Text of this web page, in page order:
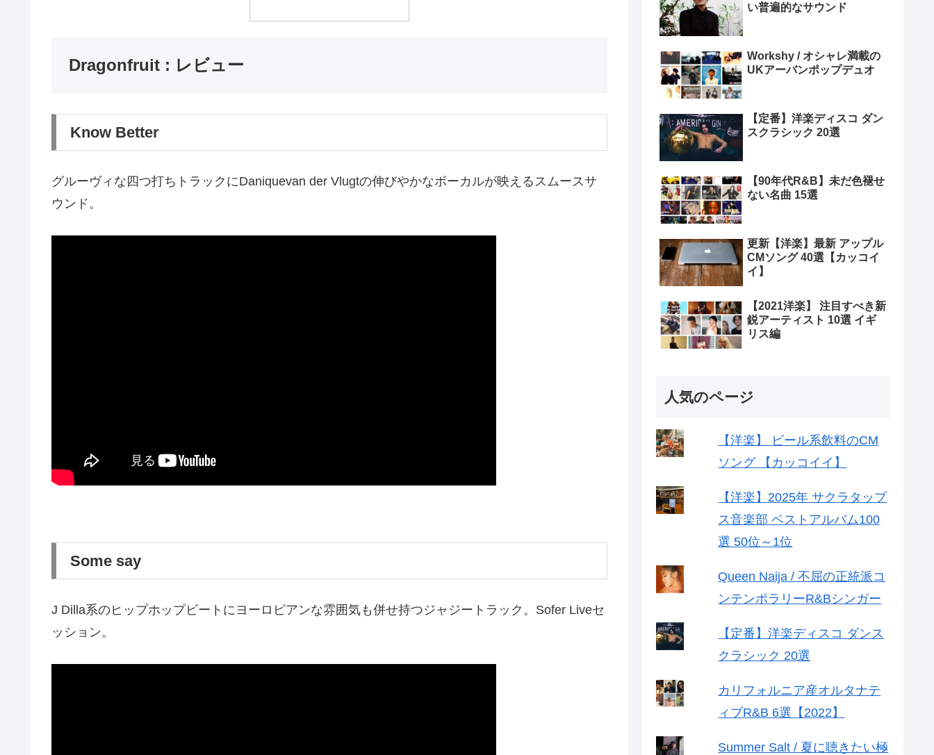
Dragonfruit : レビュー
Know Better
グルーヴィな四つ打ちトラックにDaniquevan der Vlugtの伸びやかなボーカルが映えるスムースサ
ウンド。
Some say
J Dilla系のヒップホップビートにヨーロピアンな雰囲気も併せ持つジャジートラック。Sofer Liveセ
ッション。
い普遍的なサウンド
Workshy / オシャレ満載の
UKアーバンポップデュオ
【定番】洋楽ディスコ ダン
スクラシック 20選
【90年代R&B】未だ色褪せ
ない名曲 15選
更新【洋楽】最新 アップル
CMソング 40選【カッコイ
イ】
【2021洋楽】 注目すべき新
鋭アーティスト 10選 イギ
リス編
人気のページ
【洋楽】 ビール系飲料のCM
ソング 【カッコイイ】
【洋楽】2025年 サクラタップ
ス音楽部 ベストアルバム100
選 50位～1位
Queen Naija / 不屈の正統派コ
ンテンポラリーR&Bシンガー
【定番】洋楽ディスコ ダンス
クラシック 20選
カリフォルニア産オルタナテ
ィブR&B 6選【2022】
Summer Salt / 夏に聴きたい極